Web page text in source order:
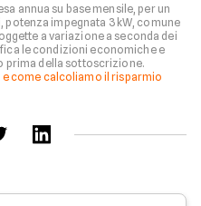
annua su base mensile, per un
potenza impegnata 3 kW, comune
a variazione a seconda dei
le condizioni economiche e
prima della sottoscrizione.
come calcoliamo il risparmio